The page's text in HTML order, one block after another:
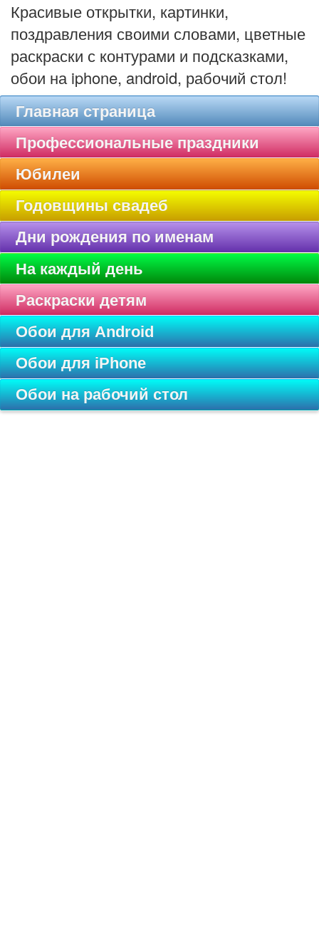
Красивые открытки, картинки,
поздравления своими словами, цветные
раскраски с контурами и подсказками,
обои на iphone, android, рабочий стол!
Главная страница
Профессиональные праздники
Юбилеи
Годовщины свадеб
Дни рождения по именам
На каждый день
Раскраски детям
Обои для Android
Обои для iPhone
Обои на рабочий стол